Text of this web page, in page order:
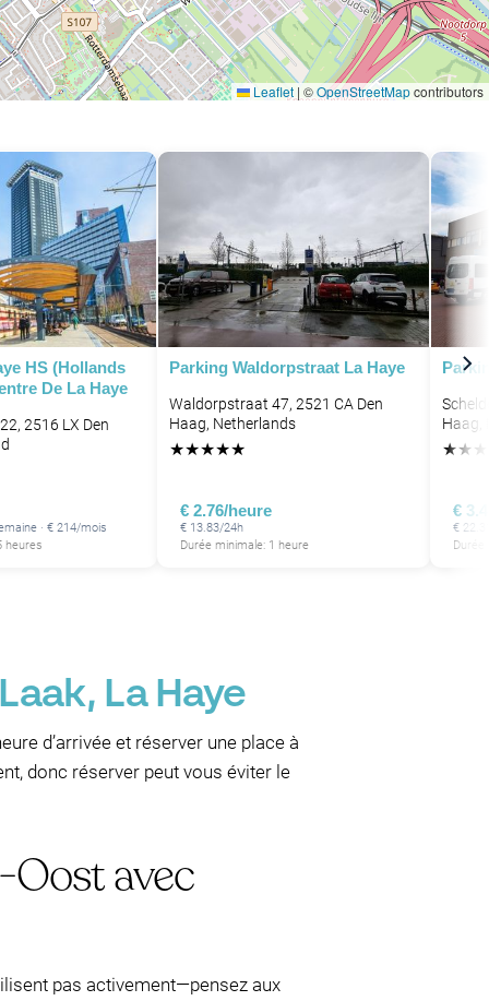
P
P
Leaflet | ©OpenStreetMapcontributors
HS (Hollands
De La Haye
2516 LX Den
· € 214/mois
heures
Parking Waldorpstraat La Haye
Waldorpstraat 47, 2521 CA Den
Haag, Netherlands
★★★★★
€ 2.76/heure
€ 13.83/24h
Durée minimale: 1 heure
Haag,
★★ ★
€
€
Durée
La Haye
d’arrivée et réserver une place à
donc réserver peut vous éviter le
Oost avec
pas activement—pensez aux